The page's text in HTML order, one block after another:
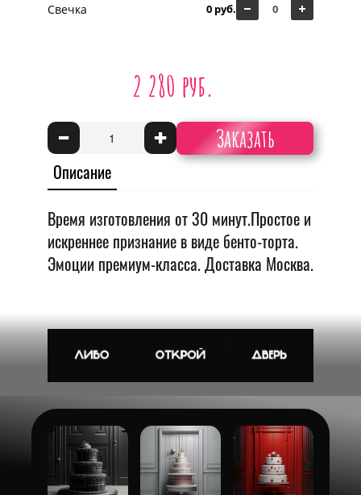
2 280 руб.
Заказать
- +
Свечка 0 руб.
Описание
Время изготовления от 30 минут.Простое и
искреннее признание в виде бенто-торта.
Эмоции премиум-класса. Доставка Москва.